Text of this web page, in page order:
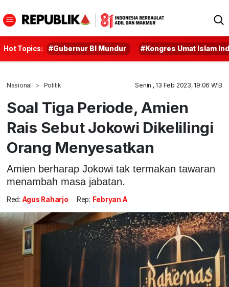
Hot Topics: #Gubernur BI Mundur #Kongres Umat Islam
Nasional Politik Senin , 13 Feb 2023, 19:06 WIB
Soal Tiga Periode, Amien
Rais Sebut Jokowi Dikelilingi
Orang Menyesatkan
Amien berharap Jokowi tak termakan tawaran
menambah masa jabatan.
Red: Agus Raharjo Rep: Febryan A